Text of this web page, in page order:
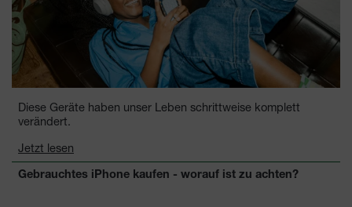
Diese Geräte haben unser Leben schrittweise komplett
verändert.
Jetzt lesen
Gebrauchtes iPhone kaufen - worauf ist zu achten?